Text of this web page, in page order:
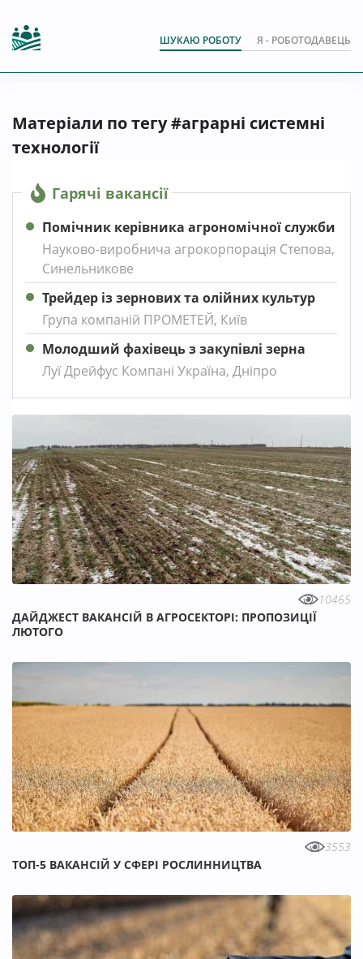
ШУКАЮ РОБОТУ Я - РОБОТОДАВЕЦЬ
Матеріали по тегу #аграрні системні
технології
10465
ДАЙДЖЕСТ ВАКАНСІЙ В АГРОСЕКТОРІ: ПРОПОЗИЦІЇ
ЛЮТОГО
3553
ТОП-5 ВАКАНСІЙ У СФЕРІ РОСЛИННИЦТВА
Гарячі вакансії
Помічник керівника агрономічної служби
Науково-виробнича агрокорпорація Степова,
Синельникове
Трейдер із зернових та олійних культур
Група компаній ПРОМЕТЕЙ, Київ
Молодший фахівець з закупівлі зерна
Луї Дрейфус Компані Україна, Дніпро